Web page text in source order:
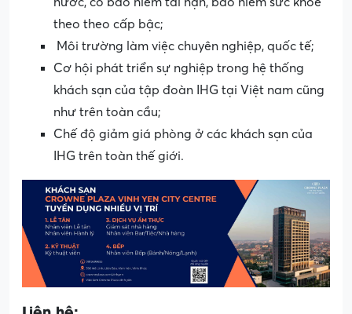
theo theo cấp bậc;
Môi trường làm việc chuyên nghiệp, quốc tế;
Cơ hội phát triển sự nghiệp trong hệ thống
khách sạn của tập đoàn IHG tại Việt nam cũng
như trên toàn cầu;
Chế độ giảm giá phòng ở các khách sạn của
IHG trên toàn thế giới.